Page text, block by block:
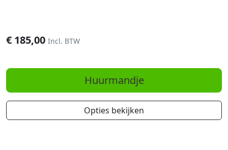
€ 185,00 Incl. BTW
Huurmandje
Opties bekijken